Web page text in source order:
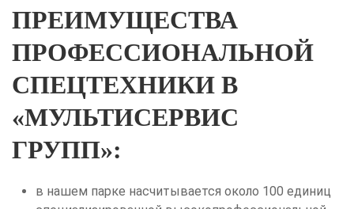
ПРЕИМУЩЕСТВА
ПРОФЕССИОНАЛЬНОЙ
СПЕЦТЕХНИКИ В
«МУЛЬТИСЕРВИС
ГРУПП»:
в нашем парке насчитывается около 100 единиц